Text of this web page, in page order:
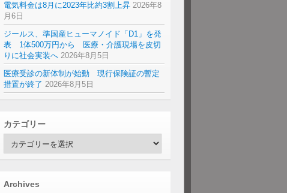
電気料金は8月に2023年比約3割上昇 2026年8
月6日
ジールス、準国産ヒューマノイド「D1」を発
表 1体500万円から 医療・介護現場を皮切
りに社会実装へ 2026年8月5日
医療受診の新体制が始動 現行保険証の暫定
措置が終了 2026年8月5日
カテゴリー
ゴ
ー
Archives